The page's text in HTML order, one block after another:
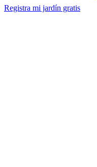
Registra mi jardín gratis